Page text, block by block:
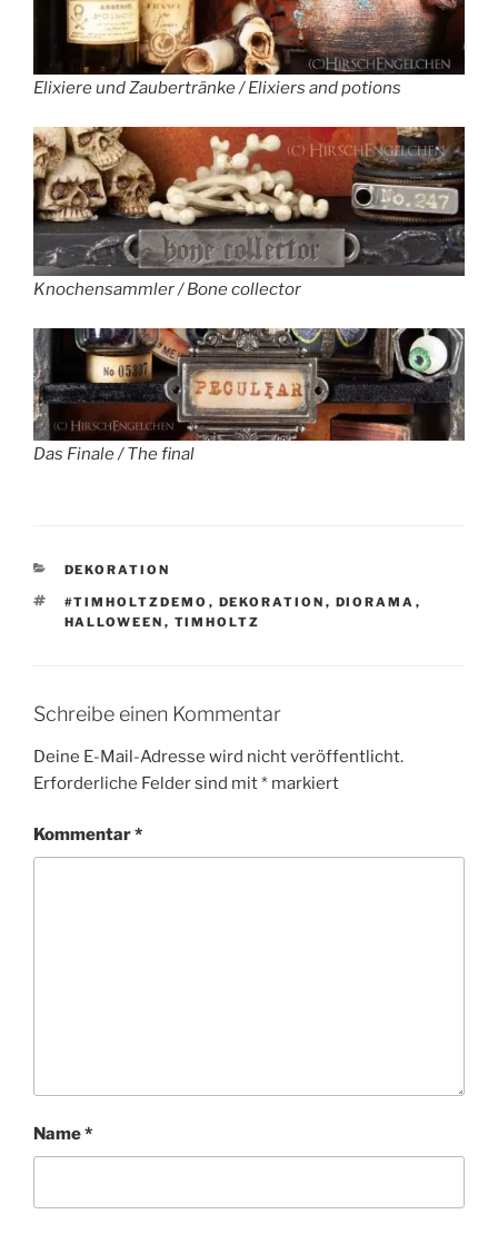
Elixiere und Zaubertränke / Elixiers and potions
Knochensammler / Bone collector
Das Finale / The final
KATEGORIEN
DEKORATION
SCHLAGWÖRTER
#TIMHOLTZDEMO , DEKORATION , DIORAMA ,
HALLOWEEN , TIMHOLTZ
Schreibe einen Kommentar
Deine E-Mail-Adresse wird nicht veröffentlicht.
Erforderliche Felder sind mit* markiert
Kommentar*
Name*